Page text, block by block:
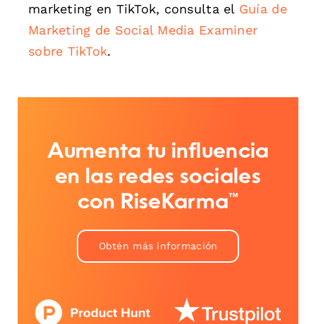
marketing en TikTok, consulta el Guía de
Marketing de Social Media Examiner
sobre TikTok.
Aumenta tu influencia
en las redes sociales
con RiseKarma™
Obtén más información